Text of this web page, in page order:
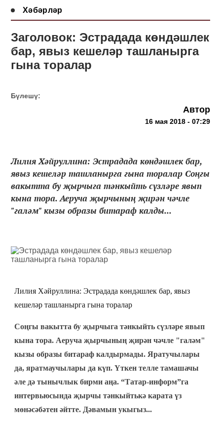
Хәбәрләр
Заголовок: Эстрадада көндәшлек
бар, явыз кешеләр ташланырга
гына торалар
Бүлешү:
Автор
16 мая 2018 - 07:29
Лилия Хәйруллина: Эстрадада көндәшлек бар,
явыз кешеләр ташланырга гына торалар Соңгы
вакытта бу җырчыга тәнкыйть сүзләре явып
кына тора. Аеруча җырчының җирән чәчле
"галәм" кызы образы битараф калды...
Лилия Хәйруллина: Эстрадада көндәшлек бар, явыз
кешеләр ташланырга гына торалар
Соңгы вакытта бу җырчыга тәнкыйть сүзләре явып
кына тора. Аеруча җырчының җирән чәчле "галәм"
кызы образы битараф калдырмады. Яратучылары
да, яратмаучылары да күп. Үткен телле тамашачы
әле дә тынычлык бирми аңа. “Татар-информ”га
интервьюсында җырчы тәнкыйтькә карата үз
мөнәсәбәтен әйтте. Дәвамын укыгыз...